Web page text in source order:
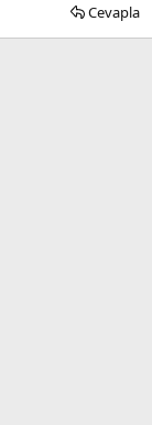
Cevapla